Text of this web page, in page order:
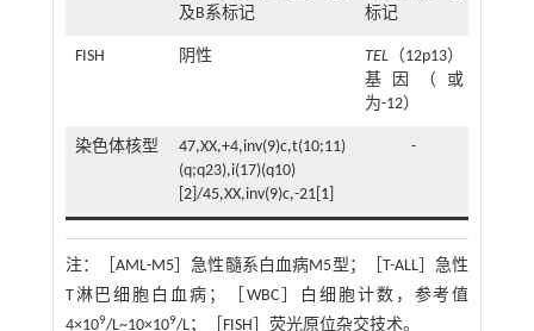
及B系标记
标记
FISH 阴性 TEL（12p13）
基因（或
为-12）
染色体核型
47,XX,+4,inv(9)c,t(10;11)
(q;q23),i(17)(q10)
2]/45,XX,inv(9)c,-21[ 1]
-
注：
［AML-M5］急性髓系白血病M5型；［T-ALL］急性
T淋巴细胞白血病；［WBC］白细胞计数，参考值
4×109/L~10×109/L；［FISH］荧光原位杂交技术。